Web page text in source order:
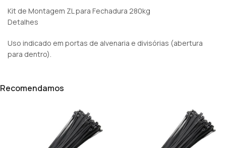
Kit de Montagem ZL para Fechadura 280kg
Detalhes
Uso indicado em portas de alvenaria e divisórias (abertura
para dentro).
Recomendamos